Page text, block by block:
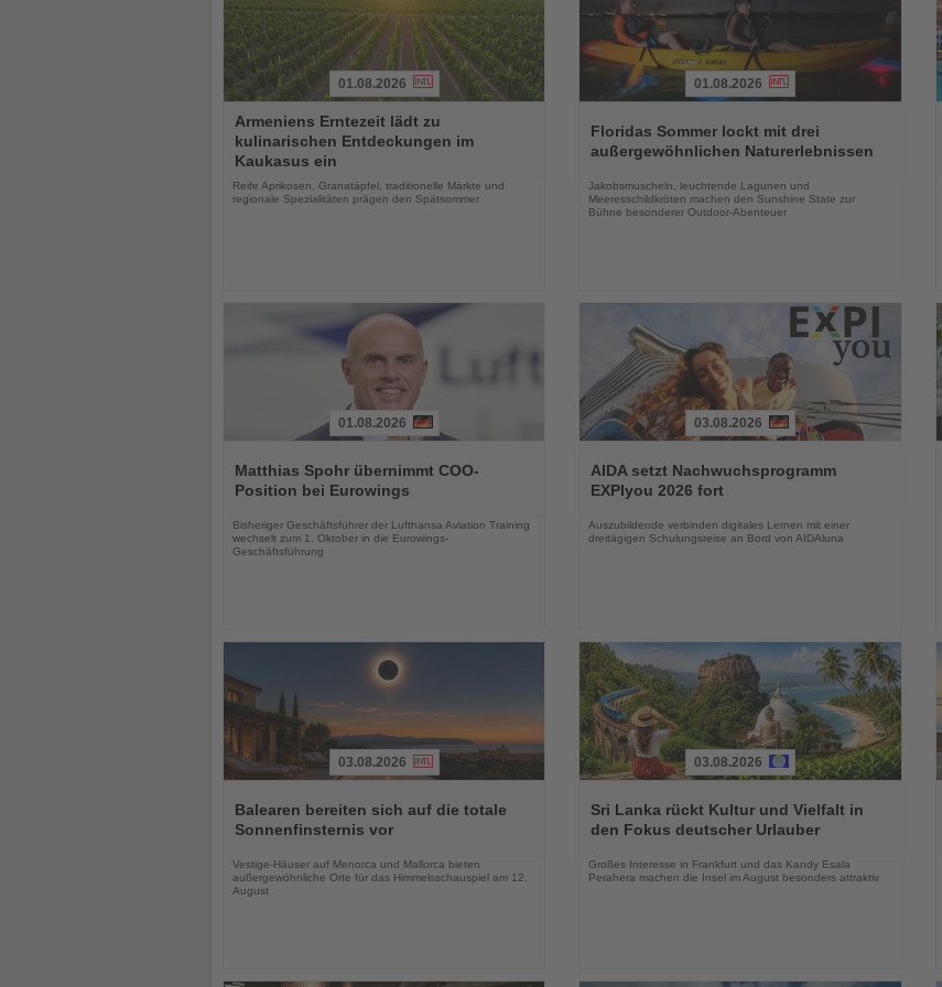
Sie
die
Nachrichten
01.08.2026
Armeniens Erntezeit lädt zu
kulinarischen Entdeckungen im
Kaukasus ein
Reife Aprikosen, Granatäpfel, traditionelle Märkte und
regionale Spezialitäten prägen den Spätsommer
Sie
die
Nachrichten
01.08.2026
Floridas Sommer lockt mit drei
außergewöhnlichen Naturerlebnissen
Jakobsmuscheln, leuchtende Lagunen und
Meeresschildkröten machen den Sunshine State zur
Bühne besonderer Outdoor-Abenteuer
Sie
die
01.08.2026
Matthias Spohr übernimmt COO-
Position bei Eurowings
Bisheriger Geschäftsführer der Lufthansa Aviation Training
wechselt zum 1. Oktober in die Eurowings-
Geschäftsführung
Sie
die
Nachrichten
03.08.2026
AIDA setzt Nachwuchsprogramm
EXPIyou 2026 fort
Auszubildende verbinden digitales Lernen mit einer
dreitägigen Schulungsreise an Bord von AIDAluna
Sie
die
03.08.2026
Balearen bereiten sich auf die totale
Sonnenfinsternis vor
Vestige-Häuser auf Menorca und Mallorca bieten
außergewöhnliche Orte für das Himmelsschauspiel am 12.
August
Sie
die
03.08.2026
Sri Lanka rückt Kultur und Vielfalt in
den Fokus deutscher Urlauber
Großes Interesse in Frankfurt und das Kandy Esala
Perahera machen die Insel im August besonders attraktiv